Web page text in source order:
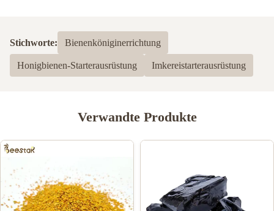
Basierend auf 50 jüngsten Bewertungen
5
100%
D Dayne Stephen
Jul 10.2024
Thank you for Cherry's enthusiastic help in answering my
questions and keeping track of the goods until they are delivered
Stichworte: Bienenköniginerrichtung
Honigbienen-Starterausrüstung Imkereistarterausrüstung
Verwandte Produkte